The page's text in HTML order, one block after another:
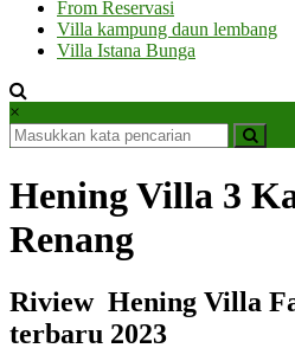
From Reservasi
Villa kampung daun lembang
Villa Istana Bunga
×
Hening Villa 3
Renang
Riview Hening Villa
terbaru 2023